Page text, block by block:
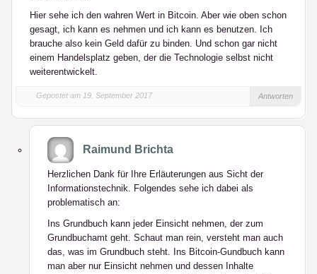
Hier sehe ich den wahren Wert in Bitcoin. Aber wie oben schon
gesagt, ich kann es nehmen und ich kann es benutzen. Ich
brauche also kein Geld dafür zu binden. Und schon gar nicht
einem Handelsplatz geben, der die Technologie selbst nicht
weiterentwickelt.
Gepostet am 19. September 2017 Antworten
Raimund Brichta
Herzlichen Dank für Ihre Erläuterungen aus Sicht der
Informationstechnik. Folgendes sehe ich dabei als
problematisch an:
Ins Grundbuch kann jeder Einsicht nehmen, der zum
Grundbuchamt geht. Schaut man rein, versteht man auch
das, was im Grundbuch steht. Ins Bitcoin-Gundbuch kann
man aber nur Einsicht nehmen und dessen Inhalte